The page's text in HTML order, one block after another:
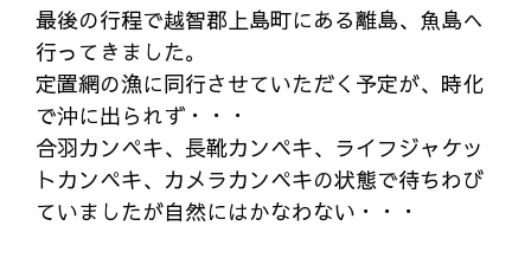
最後の行程で越智郡上島町にある離島、魚島へ
行ってきました。
定置網の漁に同行させていただく予定が、時化
で沖に出られず・・・
合羽カンペキ、長靴カンペキ、ライフジャケッ
トカンペキ、カメラカンペキの状態で待ちわび
ていましたが自然にはかなわない・・・